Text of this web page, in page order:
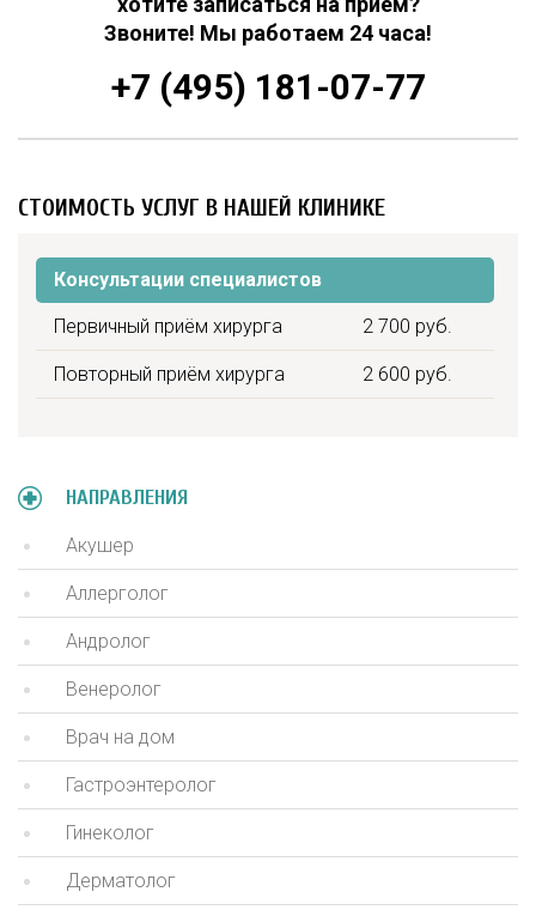
Звоните! Мы работаем 24 часа!
+7 (495) 181-07-77
СТОИМОСТЬ УСЛУГ В НАШЕЙ КЛИНИКЕ
Консультации специалистов
Первичный приём хирурга 2 700 руб.
Повторный приём хирурга 2 600 руб.
НАПРАВЛЕНИЯ
Акушер
Аллерголог
Андролог
Венеролог
Врач на дом
Гастроэнтеролог
Гинеколог
Дерматолог